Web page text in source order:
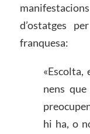
d’ostatges
franquesa:
nens
hi ha, o